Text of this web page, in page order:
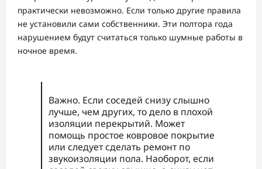
практически невозможно. Если только другие правила
не установили сами собственники. Эти полтора года
нарушением будут считаться только шумные работы в
ночное время.
Важно. Если соседей снизу слышно
лучше, чем других, то дело в плохой
изоляции перекрытий. Может
помощь простое ковровое покрытие
или следует сделать ремонт по
звукоизоляции пола. Наоборот, если